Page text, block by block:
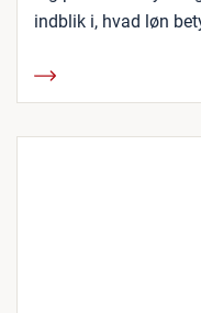
indblik i, hvad løn